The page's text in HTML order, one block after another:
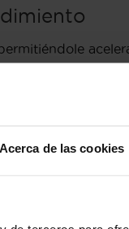
Acerca de las cookies
por un
a las
Esto le
reguladas.